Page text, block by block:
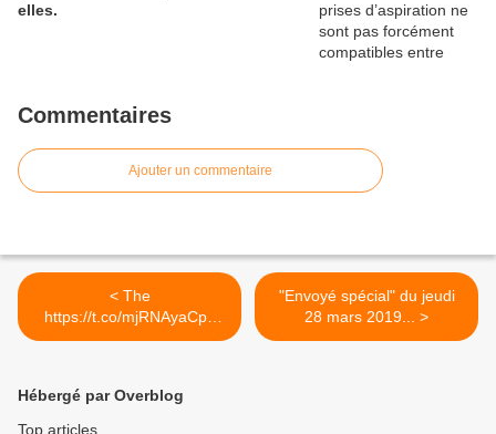
elles.
Commentaires
Ajouter un commentaire
< The
https://t.co/mjRNAyaCph
Daily est en ligne!...
"Envoyé spécial" du jeudi
28 mars 2019... >
Hébergé par Overblog
Top articles